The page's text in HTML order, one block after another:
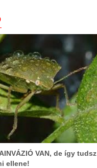
VAN, de így tudsz
ellene!